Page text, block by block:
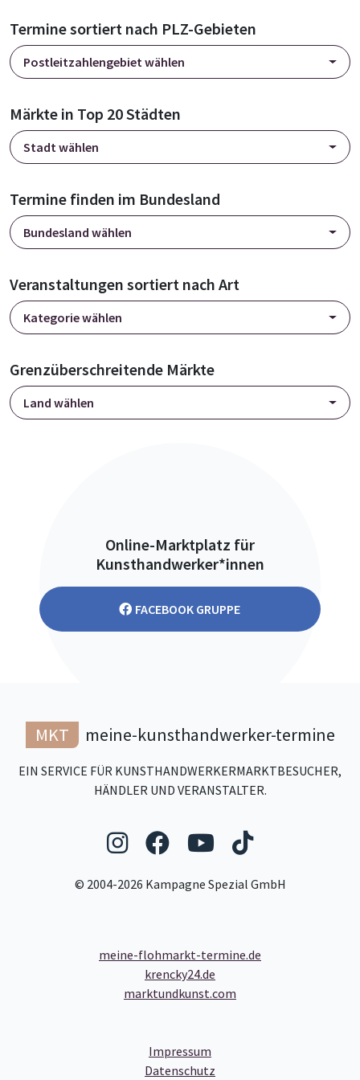
Termine sortiert nach PLZ-Gebieten
Postleitzahlengebiet wählen
Märkte in Top 20 Städten
Stadt wählen
Termine finden im Bundesland
Bundesland wählen
Veranstaltungen sortiert nach Art
Kategorie wählen
Grenzüberschreitende Märkte
Land wählen
Online-Marktplatz für
Kunsthandwerker*innen
FACEBOOK GRUPPE
MKT meine-kunsthandwerker-termine
EIN SERVICE FÜR KUNSTHANDWERKERMARKTBESUCHER,
HÄNDLER UND VERANSTALTER.
Folgen Sie uns auf
Folgen Sie uns auf
Folgen Sie
Folgen
© 2004-2026 Kampagne Spezial GmbH
meine-flohmarkt-termine.de
krencky24.de
marktundkunst.com
Impressum
Datenschutz